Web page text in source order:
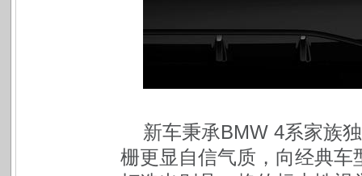
新车秉承BMW 4系家族
栅更显自信气质，向经典